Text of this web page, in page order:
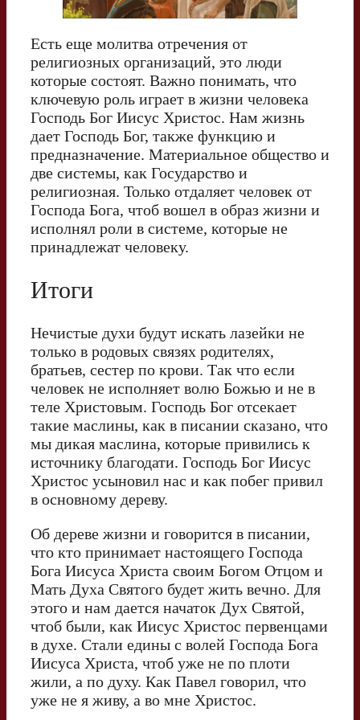
Есть еще молитва отречения от
религиозных организаций, это люди
которые состоят. Важно понимать, что
ключевую роль играет в жизни человека
Господь Бог Иисус Христос. Нам жизнь
дает Господь Бог, также функцию и
предназначение. Материальное общество и
две системы, как Государство и
религиозная. Только отдаляет человек от
Господа Бога, чтоб вошел в образ жизни и
исполнял роли в системе, которые не
принадлежат человеку.
Итоги
Нечистые духи будут искать лазейки не
только в родовых связях родителях,
братьев, сестер по крови. Так что если
человек не исполняет волю Божью и не в
теле Христовым. Господь Бог отсекает
такие маслины, как в писании сказано, что
мы дикая маслина, которые привились к
источнику благодати. Господь Бог Иисус
Христос усыновил нас и как побег привил
в основному дереву.
Об дереве жизни и говорится в писании,
что кто принимает настоящего Господа
Бога Иисуса Христа своим Богом Отцом и
Мать Духа Святого будет жить вечно. Для
этого и нам дается начаток Дух Святой,
чтоб были, как Иисус Христос первенцами
в духе. Стали едины с волей Господа Бога
Иисуса Христа, чтоб уже не по плоти
жили, а по духу. Как Павел говорил, что
уже не я живу, а во мне Христос.